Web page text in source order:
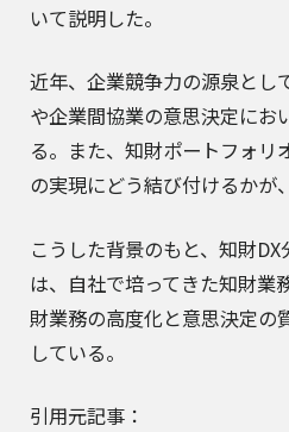
いて説明した。
近年、企業競争力の源泉とし
や企業間協業の意思決定にお
る。また、知財ポートフォ
の実現にどう結び付けるかが
こうした背景のもと、知財
は、自社で培ってきた知財業
財業務の高度化と意思決定の
している。
引用元記事：